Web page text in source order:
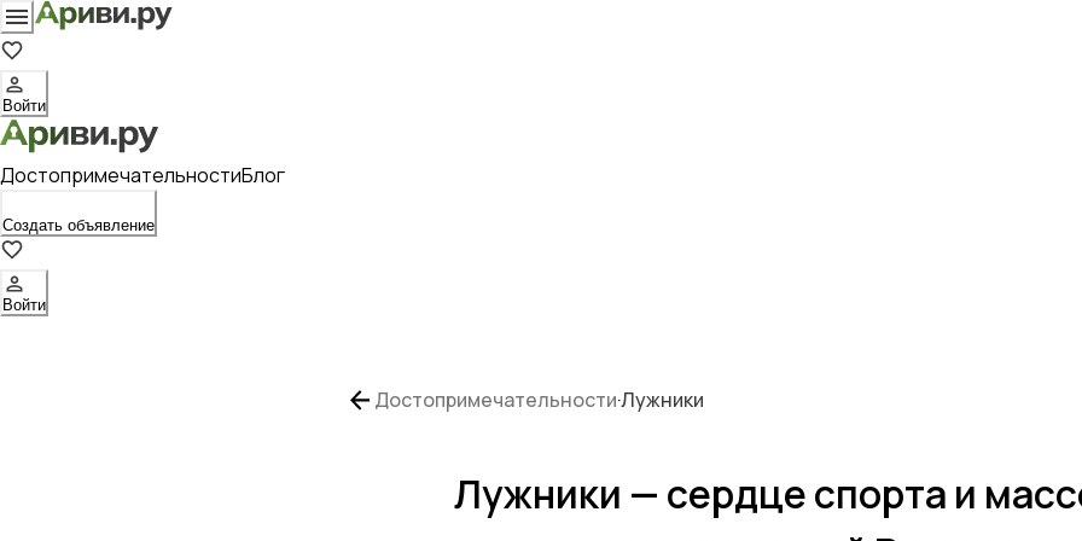
Войти
ДостопримечательностиБлог
Создать объявление
Войти
Достопримечательности·Лужники
Лужники — сердце спорта и